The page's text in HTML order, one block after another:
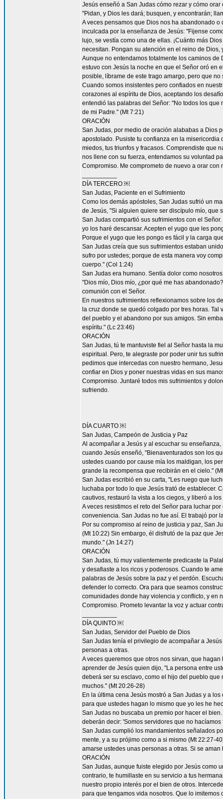
Jesús enseñó a San Judas cómo rezar y cómo
"Pidan, y Dios les dará; busquen, y encontrarán;
A veces pensamos que Dios nos ha abandonado
inculcada por la enseñanza de Jesús: "Fijense
lujo, se vestía como una de ellas. ¡Cuánto más
necesitan. Pongan su atención en el reino de
Aunque no entendamos totalmente los caminos
estuvo con Jesús la noche en que el Señor oró en
posible, líbrame de este trago amargo, pero que
Cuando somos insistentes pero confiados en
corazones al espíritu de Dios, aceptando los
entendió las palabras del Señor: "No todos los
de mi Padre." (Mt 7:21)
ORACIÓN
San Judas, por medio de oración alababas a Dios
apostolado. Pusiste tu confianza en la
miedos, tus triunfos y fracasos. Comprendiste que
nos llene con su fuerza, entendamos su voluntad
Compromiso. Me comprometo de nuevo a orar
DÍA TERCERO ￼
San Judas, Paciente en el Sufrimiento
Como los demás apóstoles, San Judas sufrió un
de Jesús, "Si alguien quiere ser discípulo mío, que
San Judas compartió sus sufrimientos con el
yo los haré descansar. Acepten el yugo que les
Porque el yugo que les pongo es fácil y la carga
San Judas creía que sus sufrimientos estaban
sufro por ustedes; porque de esta manera voy
cuerpo." (Col 1:24)
San Judas era humano. Sentía dolor como
"Dios mío, Dios mío, ¿por qué me has
comunión con el Señor.
En nuestros sufrimientos reflexionamos sobre los
la cruz donde se quedó colgado por tres horas.
del pueblo y el abandono por sus amigos. Sin
espíritu." (Lc 23:46)
ORACIÓN
San Judas, tú te mantuviste fiel al Señor hasta la
espiritual. Pero, te alegraste por poder unir tus
pedimos que intercedas con nuestro hermano,
confiar en Dios y poner nuestras vidas en sus
Compromiso. Juntaré todos mis sufrimientos y
sufriendo.
DÍA CUARTO ￼
San Judas, Campeón de Justicia y Paz
Al acompañar a Jesús y al escuchar su
cuando Jesús enseñó, "Bienaventurados son los
ustedes cuando por cause mía los maldigan, los
grande la recompensa que recibirán en el cielo."
San Judas escribió en su carta, "Les ruego que
luchaba por todo lo que Jesús trató de establecer.
cautivos, restauró la vista a los ciegos, y liberó a
A veces resistimos el reto del Señor para luchar
conveniencia. San Judas no fue así. El trabajó por
Por su compromiso al reino de justicia y paz, San
(Mt 10:22) Sin embargo, él disfrutó de la paz que
mundo." (Jn 14:27)
ORACIÓN
San Judas, tú muy valientemente predicaste la
y desafiaste a los ricos y poderosos. Cuando te
palabras de Jesús sobre la paz y el perdón.
defender lo correcto. Ora para que seamos
comunidades donde hay violencia y conflicto, y en
Compromiso. Prometo levantar la voz y actuar
DÍA QUINTO ￼
San Judas, Servidor del Pueblo de Dios
San Judas tenía el privilegio de acompañar a
personas a otras.
A veces queremos que otros nos sirvan, que
aprender de Jesús quien dijo, "La persona entre
deberá ser su esclavo, como el hijo del pueblo
muchos." (Mt 20:26-28)
En la última cena Jesús mostró a San Judas y a
para que ustedes hagan lo mismo que yo les he
San Judas no buscaba un premio por hacer el
deberán decir: 'Somos servidores que no
San Judas cumplió los mandamientos señalados
mente, y a su prójimo como a si mismo (Mt 22:27-
amarse ustedes unas personas a otras. Si se
ORACIÓN
San Judas, aunque fuiste elegido por Jesús como
contrario, te humillaste en su servicio a tus
nuestro propio interés por el bien de otros.
para que tengamos vida nosotros. Que lo